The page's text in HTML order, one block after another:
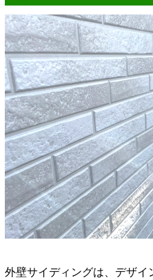
外壁サイディングは、デザ